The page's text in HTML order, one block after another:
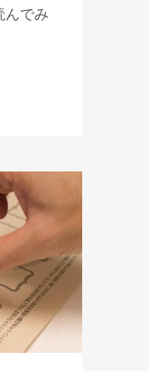
んでみ